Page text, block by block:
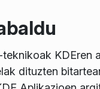
teknikoak KDEren
dituzten